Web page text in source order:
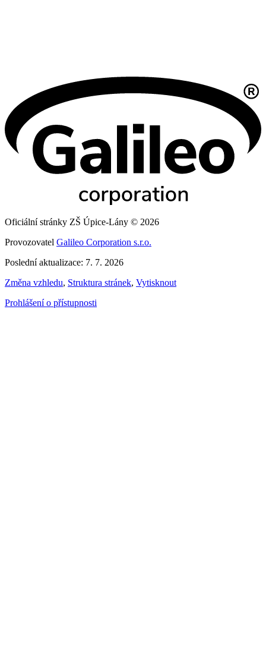
Oficiální stránky ZŠ Úpice-Lány © 2026
Provozovatel Galileo Corporation s.r.o.
Poslední aktualizace: 7. 7. 2026
Změna vzhledu, Struktura stránek, Vytisknout
Prohlášení o přístupnosti